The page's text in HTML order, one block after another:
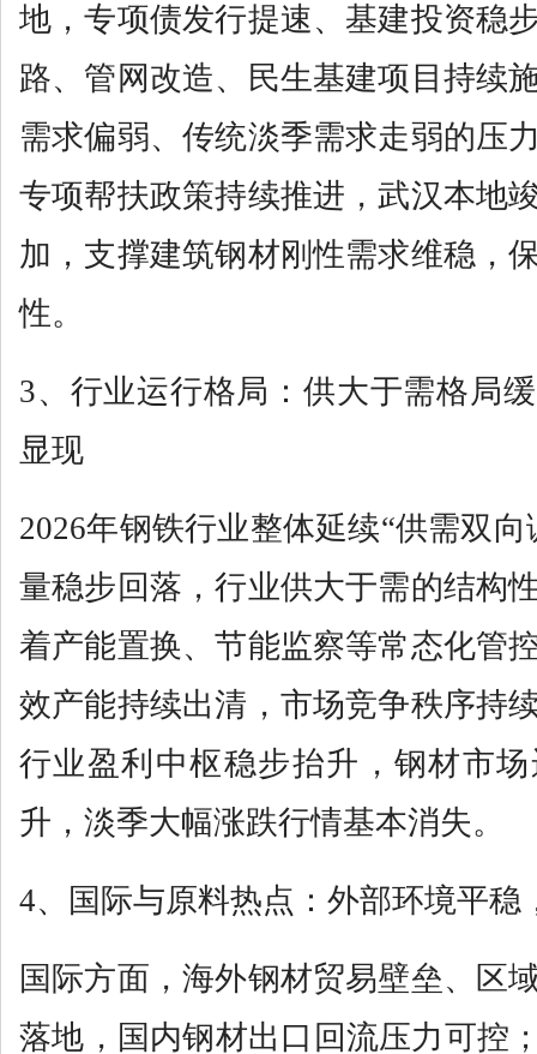
地，专项债发行提速、基建投资稳
路、管网改造、民生基建项目持续
需求偏弱、传统淡季需求走弱的压
专项帮扶政策持续推进，武汉本地
加，支撑建筑钢材刚性需求维稳，
性。
3、行业运行格局：供大于需格局
显现
2026年钢铁行业整体延续“供需双
量稳步回落，行业供大于需的结构
着产能置换、节能监察等常态化管
效产能持续出清，市场竞争秩序持
行业盈利中枢稳步抬升，钢材市
升，淡季大幅涨跌行情基本消失。
4、国际与原料热点：外部环境平稳
国际方面，海外钢材贸易壁垒、区
落地，国内钢材出口回流压力可控